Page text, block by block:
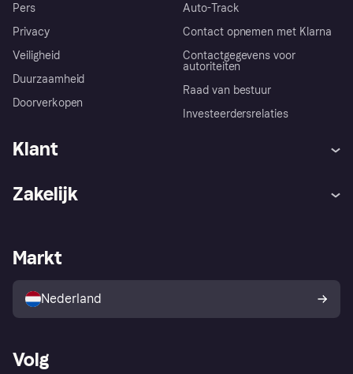
Pers
Privacy
Veiligheid
Duurzaamheid
Doorverkopen
Auto-Track
Contact opnemen met Klarna
Contactgegevens voor
autoriteiten
Raad van bestuur
Investeerdersrelaties
Klant
Winkeloverzicht
Kopersbescherming voor
consumenten
Zakelijk
Zakelijke login
Markt
Nederland
Volg